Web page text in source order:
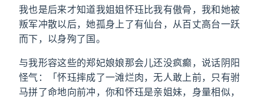
我也是后来才知道我姐姐怀珏比我有傲骨，我和她被
叛军冲散以后，她孤身上了有仙台，从百丈高台一跃
而下，以身殉了国。
与我形容这些的郑妃娘娘那会儿还没疯癫，说话阴阳
怪气：「怀珏摔成了一滩烂肉，无人敢上前，只有驸
马拼了命地向前冲，你和怀珏是亲姐妹，身量相似，